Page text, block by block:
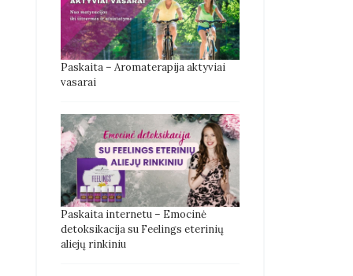
Paskaita – Aromaterapija aktyviai
vasarai
Paskaita internetu – Emocinė
detoksikacija su Feelings eterinių
aliejų rinkiniu